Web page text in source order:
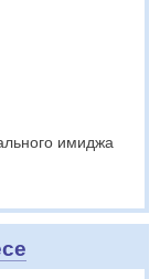
имиджа